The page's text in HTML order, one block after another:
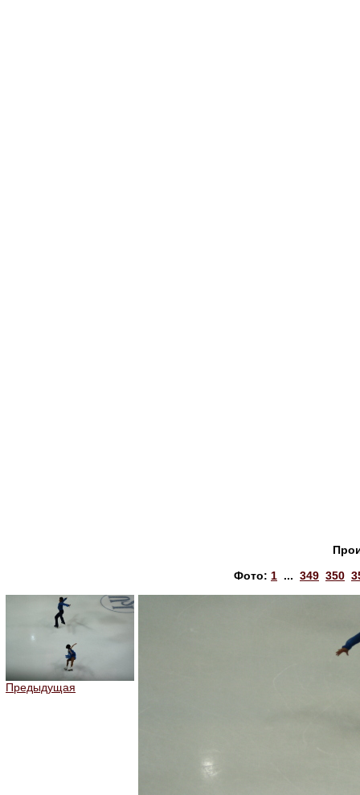
Фото: 1 ... 349 350
Предыдущая